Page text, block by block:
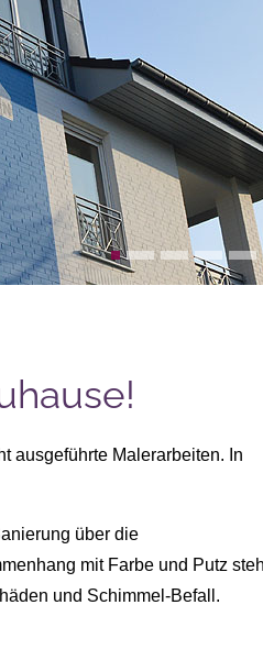
ausgeführte Malerarbeiten. In
über die
mit Farbe und Putz
und Schimmel-Befall .